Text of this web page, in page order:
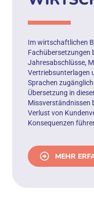
Im wirtschaftlichen
Fachübersetzungen
Jahresabschlüsse,
Vertriebsunterlagen
Sprachen
Übersetzung in
Missverständnissen
Verlust von
Konsequenzen
MEHR